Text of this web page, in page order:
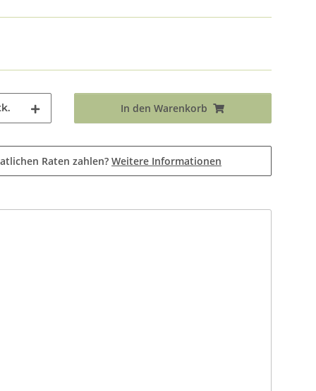
In den Warenkorb
Raten zahlen? Weitere Informationen